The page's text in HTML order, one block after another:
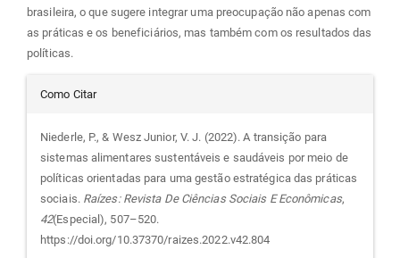
brasileira, o que sugere integrar uma preocupação não apenas com
as práticas e os beneficiários, mas também com os resultados das
políticas.
Detalhes
do
artigo
Como Citar
Niederle, P., & Wesz Junior, V. J. (2022). A transição para
sistemas alimentares sustentáveis e saudáveis por meio de
políticas orientadas para uma gestão estratégica das práticas
sociais. Raízes: Revista De Ciências Sociais E Econômicas,
42(Especial), 507–520.
https://doi.org/10.37370/raizes.2022.v42.804